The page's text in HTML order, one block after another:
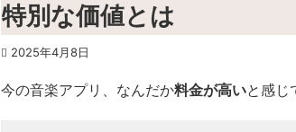
特別な価値とは
2025年4月8日
今の音楽アプリ、なんだか料金が高いと感じ